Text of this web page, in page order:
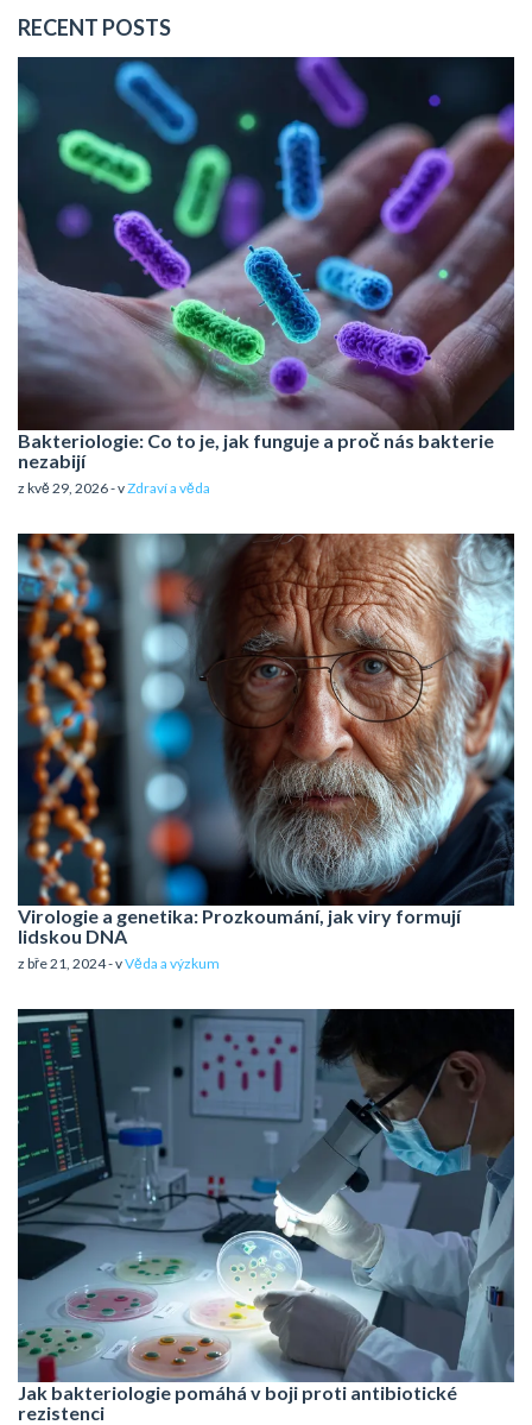
RECENT POSTS
Bakteriologie: Co to je, jak funguje a proč nás bakterie
nezabijí
z kvě 29, 2026 - vZdraví a věda
Virologie a genetika: Prozkoumání, jak viry formují
lidskou DNA
z bře 21, 2024 - vVěda a výzkum
Jak bakteriologie pomáhá v boji proti antibiotické
rezistenci